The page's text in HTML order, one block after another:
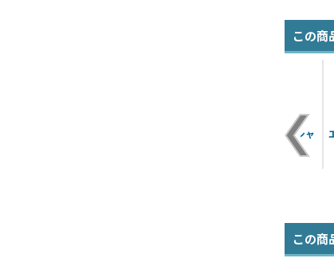
この商
レム フェイス Tシャ
¥3,190（税込）
この商